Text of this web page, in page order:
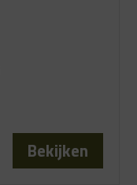
Bekijken